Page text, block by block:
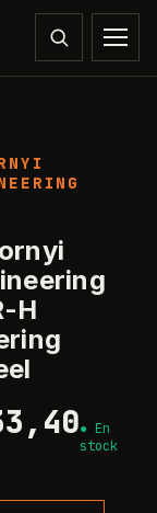
H
● En
stock